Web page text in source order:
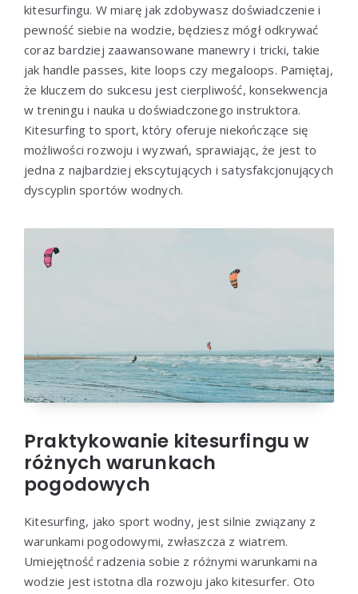
kitesurfingu. W miarę jak zdobywasz doświadczenie i
pewność siebie na wodzie, będziesz mógł odkrywać
coraz bardziej zaawansowane manewry i tricki, takie
jak handle passes, kite loops czy megaloops. Pamiętaj,
że kluczem do sukcesu jest cierpliwość, konsekwencja
w treningu i nauka u doświadczonego instruktora.
Kitesurfing to sport, który oferuje niekończące się
możliwości rozwoju i wyzwań, sprawiając, że jest to
jedna z najbardziej ekscytujących i satysfakcjonujących
dyscyplin sportów wodnych.
Praktykowanie kitesurfingu w
różnych warunkach
pogodowych
Kitesurfing, jako sport wodny, jest silnie związany z
warunkami pogodowymi, zwłaszcza z wiatrem.
Umiejętność radzenia sobie z różnymi warunkami na
wodzie jest istotna dla rozwoju jako kitesurfer. Oto